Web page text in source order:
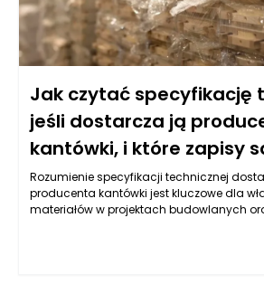
Jak czytać specyfikację
jeśli dostarcza ją
kantówki, i które zapisy
Rozumienie specyfikacji technicznej
producenta kantówki jest kluczowe dla
materiałów w projektach budowlanych
informacje na temat właściwości